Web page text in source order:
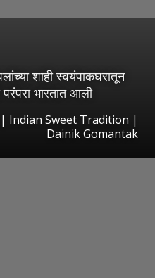
शाही स्वयंपाकघरातून
भारतात आली
Indian Sweet Tradition |
Dainik Gomantak